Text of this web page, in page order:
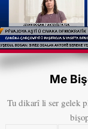
Me
Tu dikarî li ser gelek